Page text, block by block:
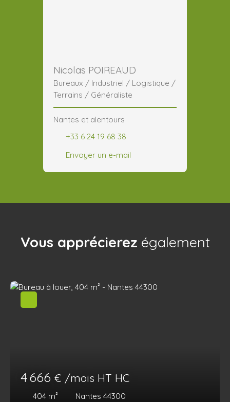
Nicolas POIREAUD
Bureaux / Industriel / Logistique /
Terrains / Généraliste
Nantes et alentours
+33 6 24 19 68 38
Envoyer un e-mail
Vous apprécierez également
4 666 € /mois HT HC
404 m² Nantes 44300